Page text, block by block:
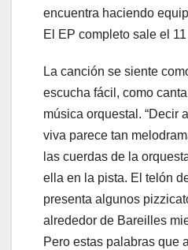
encuentra haciendo
El EP completo sale el
La canción se siente
escucha fácil, como
música orquestal. “Decir
viva parece tan
las cuerdas de la
ella en la pista. El telón
presenta algunos
alrededor de Bareilles
Pero estas palabras que